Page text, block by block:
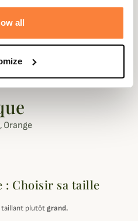
all
de la fermeture éclair est
Fluo.
Orange
: Choisir sa taille
taillant plutôt grand.